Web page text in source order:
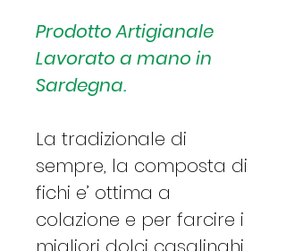
Prodotto Artigianale
Lavorato a mano in
Sardegna.
La tradizionale di
sempre, la composta di
fichi e’ ottima a
colazione e per farcire i